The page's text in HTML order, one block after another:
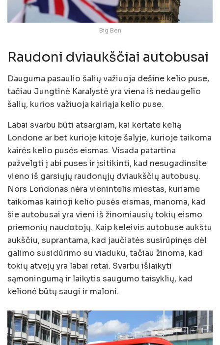
Big Ben
Raudoni dviaukščiai autobusai
Dauguma pasaulio šalių važiuoja dešine kelio puse,
tačiau Jungtinė Karalystė yra viena iš nedaugelio
šalių, kurios važiuoja kairiąja kelio puse.
Labai svarbu būti atsargiam, kai kertate kelią
Londone ar bet kurioje kitoje šalyje, kurioje taikoma
kairės kelio pusės eismas. Visada patartina
pažvelgti į abi puses ir įsitikinti, kad nesugadinsite
vieno iš garsiųjų raudonųjų dviaukščių autobusų.
Nors Londonas nėra vienintelis miestas, kuriame
taikomas kairioji kelio pusės eismas, manoma, kad
šie autobusai yra vieni iš žinomiausių tokių eismo
priemonių naudotojų. Kaip keleivis autobuse aukštu
aukščiu, suprantama, kad jaučiatės susirūpinęs dėl
galimo susidūrimo su viaduku, tačiau žinoma, kad
tokių atvejų yra labai retai. Svarbu išlaikyti
sąmoningumą ir laikytis saugumo taisyklių, kad
kelionė būtų saugi ir maloni.